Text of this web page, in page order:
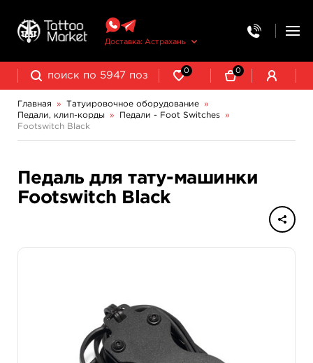
Доставка: Астрахань
0 0
Главная » Татуировочное оборудование
»
Педали, клип-корды
» Педали - Foot Switches
»
Footswitch Black
Педаль для тату-машинки
Footswitch Black